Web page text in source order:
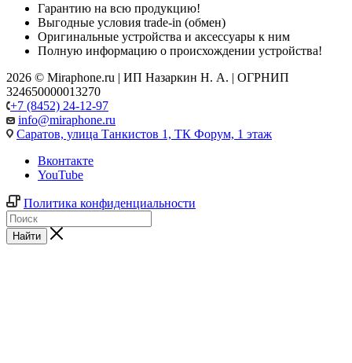
Гарантию на всю продукцию!
Выгодные условия trade-in (обмен)
Оригинальные устройства и аксессуары к ним
Полную информацию о происхождении устройства!
2026 © Miraphone.ru | ИП Назаркин Н. А. | ОГРНИП
324650000013270
+7 (8452) 24-12-97
info@miraphone.ru
Саратов, улица Танкистов 1, ТК Форум, 1 этаж
Вконтакте
YouTube
Политика конфиденциальности
Найти